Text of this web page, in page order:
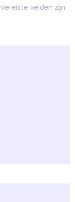
Vereiste velden zijn